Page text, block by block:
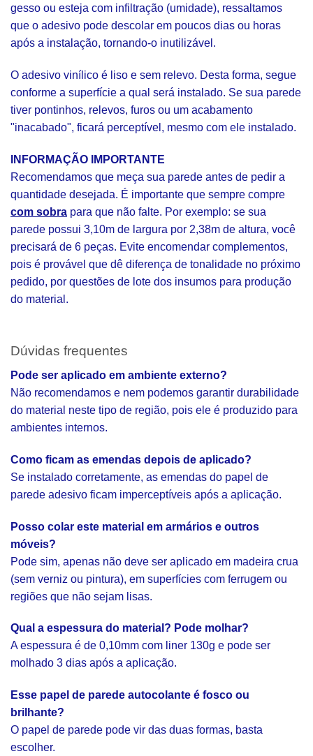
gesso ou esteja com infiltração (umidade), ressaltamos
que o adesivo pode descolar em poucos dias ou horas
após a instalação, tornando-o inutilizável.
O adesivo vinílico é liso e sem relevo. Desta forma, segue
conforme a superfície a qual será instalado. Se sua parede
tiver pontinhos, relevos, furos ou um acabamento
"inacabado", ficará perceptível, mesmo com ele instalado.
INFORMAÇÃO IMPORTANTE
Recomendamos que meça sua parede antes de pedir a
quantidade desejada. É importante que sempre compre
com sobra para que não falte. Por exemplo: se sua
parede possui 3,10m de largura por 2,38m de altura, você
precisará de 6 peças. Evite encomendar complementos,
pois é provável que dê diferença de tonalidade no próximo
pedido, por questões de lote dos insumos para produção
do material.
Dúvidas frequentes
Pode ser aplicado em ambiente externo?
Não recomendamos e nem podemos garantir durabilidade
do material neste tipo de região, pois ele é produzido para
ambientes internos.
Como ficam as emendas depois de aplicado?
Se instalado corretamente, as emendas do papel de
parede adesivo ficam imperceptíveis após a aplicação.
Posso colar este material em armários e outros
móveis?
Pode sim, apenas não deve ser aplicado em madeira crua
(sem verniz ou pintura), em superfícies com ferrugem ou
regiões que não sejam lisas.
Qual a espessura do material? Pode molhar?
A espessura é de 0,10mm com liner 130g e pode ser
molhado 3 dias após a aplicação.
Esse papel de parede autocolante é fosco ou
brilhante?
O papel de parede pode vir das duas formas, basta
escolher.